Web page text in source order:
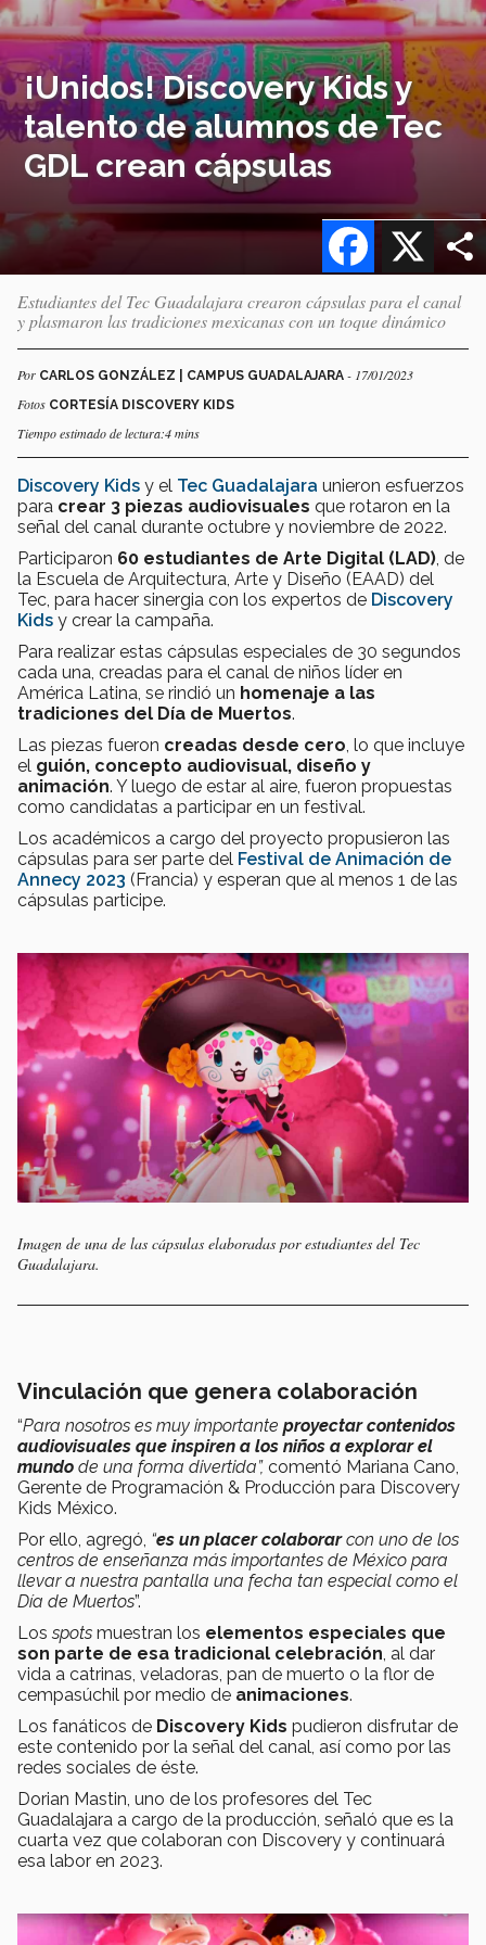
¡Unidos! Discovery Kids y
talento de alumnos de Tec
GDL crean cápsulas
X
Facebook
Estudiantes del Tec Guadalajara crearon cápsulas para el canal
y plasmaron las tradiciones mexicanas con un toque dinámico
Por CARLOS GONZÁLEZ | CAMPUS GUADALAJARA - 17/01/2023
Fotos CORTESÍA DISCOVERY KIDS
Tiempo estimado de lectura:4 mins
Discovery Kids y el Tec Guadalajara unieron esfuerzos
para crear 3 piezas audiovisuales que rotaron en la
señal del canal durante octubre y noviembre de 2022.
Participaron 60 estudiantes de Arte Digital (LAD) , de
la Escuela de Arquitectura, Arte y Diseño (EAAD) del
Tec, para hacer sinergia con los expertos de Discovery
Kids y crear la campaña.
Para realizar estas cápsulas especiales de 30 segundos
cada una, creadas para el canal de niños líder en
América Latina, se rindió un homenaje a las
tradiciones del Día de Muertos.
Las piezas fueron creadas desde cero , lo que incluye
el guión, concepto audiovisual, diseño y
animación. Y luego de estar al aire, fueron propuestas
como candidatas a participar en un festival.
Los académicos a cargo del proyecto propusieron las
cápsulas para ser parte del Festival de Animación de
Annecy 2023 (Francia) y esperan que al menos 1 de las
cápsulas participe.
Imagen de una de las cápsulas elaboradas por estudiantes del Tec
Guadalajara.
Vinculación que genera colaboración
“Para nosotros es muy importante proyectar contenidos
audiovisuales que inspiren a los niños a explorar el
mundo de una forma divertida”, comentó Mariana Cano,
Gerente de Programación & Producción para Discovery
Kids México.
Por ello, agregó, “es un placer colaborarcon uno de los
centros de enseñanza más importantes de México para
llevar a nuestra pantalla una fecha tan especial como el
Día de Muertos”.
Los spots muestran los elementos especiales que
son parte de esa tradicional celebración , al dar
vida a catrinas, veladoras, pan de muerto o la flor de
cempasúchil por medio de animaciones.
Los fanáticos de Discovery Kids pudieron disfrutar de
este contenido por la señal del canal, así como por las
redes sociales de éste.
Dorian Mastin, uno de los profesores del Tec
Guadalajara a cargo de la producción, señaló que es la
cuarta vez que colaboran con Discovery y continuará
esa labor en 2023.